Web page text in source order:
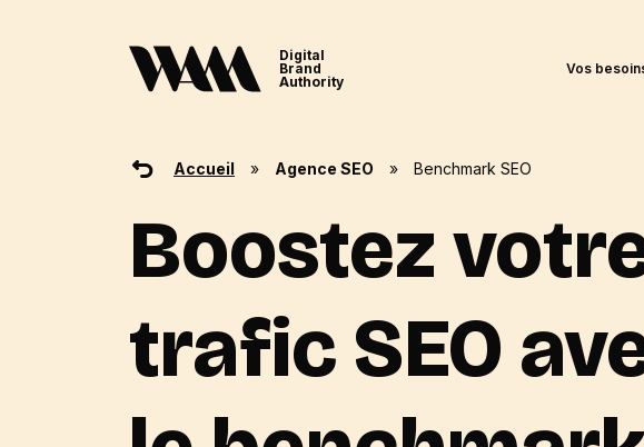
Digital
Brand
Authority
Vos
Accueil » Agence SEO » Benchmark SEO
Boostez
trafic SEO